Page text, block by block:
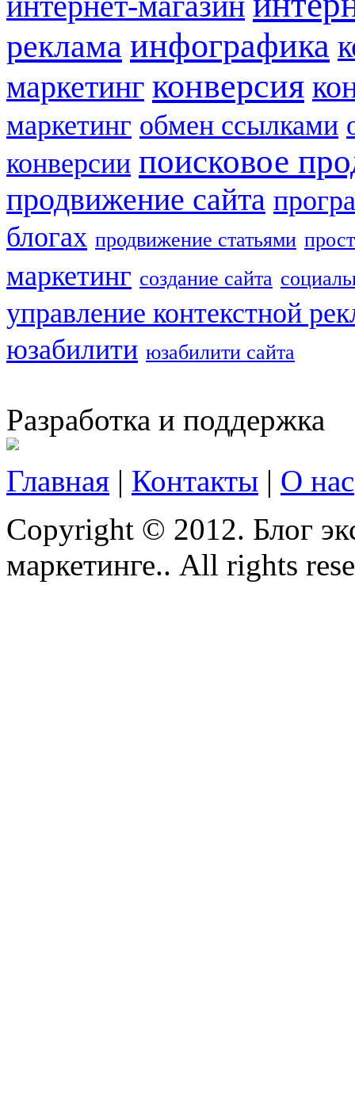
реклама инфографика
маркетинг конверсия
маркетинг обмен ссылками
конверсии поисковое
продвижение сайта
блогах продвижение статьями
маркетинг создание сайта
управление контекстной
юзабилити юзабилити сайта
Разработка и поддержка
Главная | Контакты | О нас
Copyright © 2012. Блог
маркетинге.. All rights